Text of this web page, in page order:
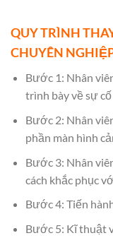
QUY TRÌNH
CHUYÊN
Bước 1: Nhân
trình bày về sự
Bước 2: Nhân
phần màn hình
Bước 3: Nhân
cách khắc phục
Bước 4: Tiến
Bước 5: Kĩ thuật